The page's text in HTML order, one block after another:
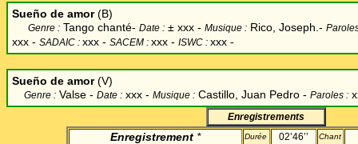
Sueño de amor(B)
Genre : Tango chanté- Date : ± xxx - Musique : Rico, Joseph.-
xxx - SADAIC : xxx - SACEM : xxx - ISWC : xxx -
Sueño de amor(V)
Genre : Valse - Date : xxx - Musique : Castillo, Juan Pedro - Paroles :
Enregistrements
Enregistrement * Durée 02’46’’ Chant